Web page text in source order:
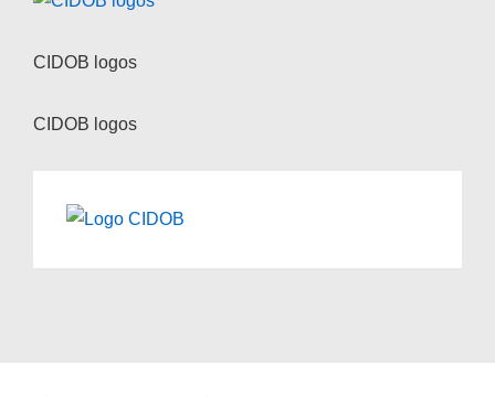
CIDOB logos
CIDOB logos